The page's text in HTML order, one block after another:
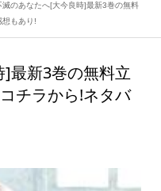
滅のあなたへ[大今良時]最新3巻の無料
想もあり!
最新3巻の無料立
チラから!ネタバ